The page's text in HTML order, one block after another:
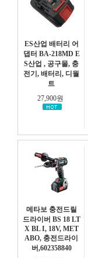
ES산업 배터리 어
댑터 BA-218MD E
S산업 , 공구몰, 충
전기, 배터리, 디월
트
27,900원
메타보 충전드릴
드라이버 BS 18 LT
X BL I, 18V, MET
ABO, 충전드라이
버,602358840